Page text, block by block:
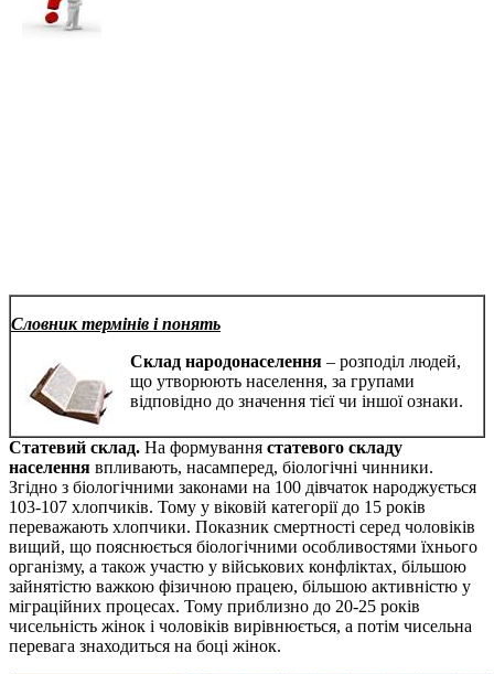
Словник термінів і понять
Склад народонаселення – розподіл людей,
що утворюють населення, за групами
відповідно до значення тієї чи іншої ознаки.
Статевий склад. На формування статевого складу
населення впливають, насамперед, біологічні чинники.
Згідно з біологічними законами на 100 дівчаток народжується
103-107 хлопчиків. Тому у віковій категорії до 15 років
переважають хлопчики. Показник смертності серед чоловіків
вищий, що пояснюється біологічними особливостями їхнього
організму, а також участю у військових конфліктах, більшою
зайнятістю важкою фізичною працею, більшою активністю у
міграційних процесах. Тому приблизно до 20-25 років
чисельність жінок і чоловіків вирівнюється, а потім чисельна
перевага знаходиться на боці жінок.